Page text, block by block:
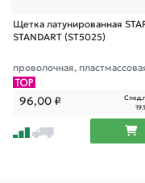
Щетка латунированная
STANDART (ST5025)
проволочная,
оятка
96,00₽